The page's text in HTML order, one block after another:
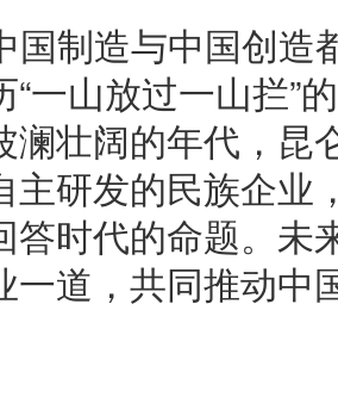
国制造与中国创造
“一山放过一山拦”
澜壮阔的年代，昆
主研发的民族企业
答时代的命题。未
一道，共同推动中